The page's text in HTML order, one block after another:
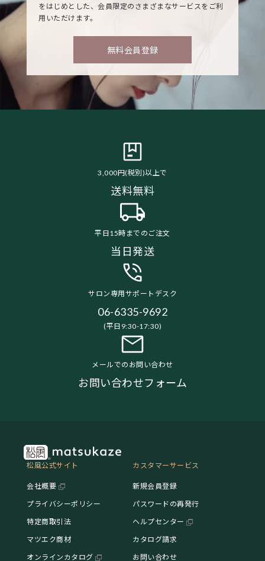
をはじめとした、会員限定のさまざまなサービスをご利
用いただけます。
無料会員登録
3,000円(税別)以上で
送料無料
平日15時までのご注文
当日発送
サロン専用サポートデスク
06-6335-9692
(平日9:30-17:30)
メールでのお問い合わせ
お問い合わせフォーム
松風公式サイト
会社概要
プライバシーポリシー
特定商取引法
マツエク商材
オンラインカタログ
カスタマーサービス
新規会員登録
パスワードの再発行
ヘルプセンター
カタログ請求
お問い合わせ